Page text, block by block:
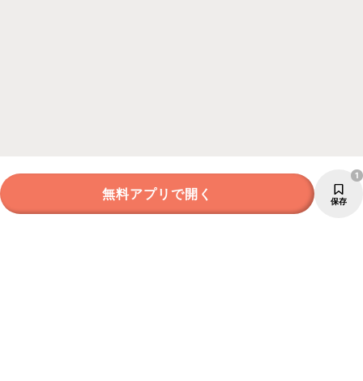
無料アプリで開く 保存
1